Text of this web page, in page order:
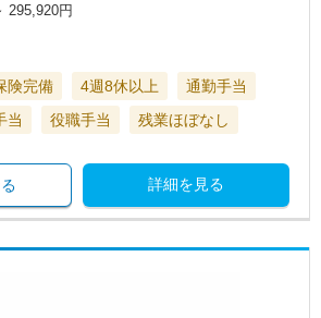
295,920円
険完備 4週8休以上
通勤手当
当 役職手当 残業ほぼなし
詳細を見る